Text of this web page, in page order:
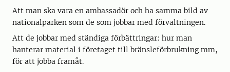
Att man ska vara en ambassadör och ha samma bild av
nationalparken som de som jobbar med förvaltningen.
Att de jobbar med ständiga förbättringar: hur man
hanterar material i företaget till bränsleförbrukning mm,
för att jobba framåt.